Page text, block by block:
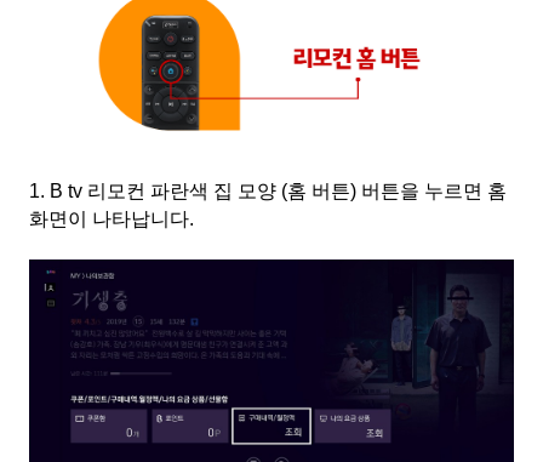
1. B tv 리모컨 파란색 집 모양 (홈 버튼) 버튼을 누르면 홈
화면이 나타납니다.